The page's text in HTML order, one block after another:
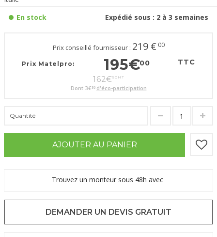
En stock Expédié sous : 2 à 3 semaines
Prix conseillé fournisseur : 219 € 00
Prix Matelpro: 195€00 TTC
162€50 HT
Dont 3€ 36 d'éco-participation
Quantité
AJOUTER AU PANIER
Trouvez un monteur sous 48h avec
DEMANDER UN DEVIS GRATUIT